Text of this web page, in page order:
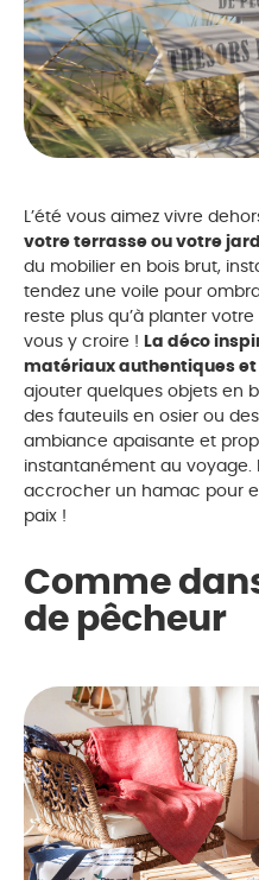
L’été vous aimez vivre
votre terrasse ou votre
du mobilier en bois brut,
tendez une voile pour
reste plus qu’à planter
vous y croire ! La déco
matériaux authentiques
ajouter quelques objets en
des fauteuils en osier ou
ambiance apaisante et
instantanément au voyage.
accrocher un hamac pour
paix !
Comme
de pêcheur